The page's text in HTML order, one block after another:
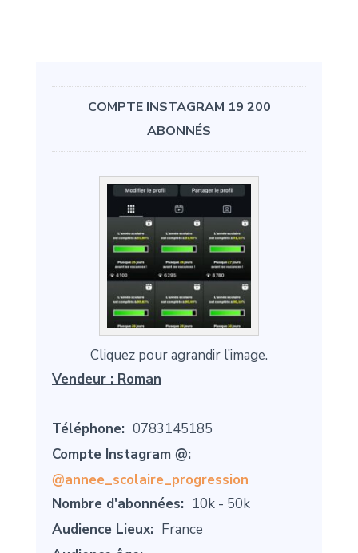
COMPTE INSTAGRAM 19 200
ABONNÉS
Cliquez pour agrandir l’image.
Vendeur : Roman
Téléphone: 0783145185
Compte Instagram @:
@annee_scolaire_progression
Nombre d'abonnées: 10k - 50k
Audience Lieux: France